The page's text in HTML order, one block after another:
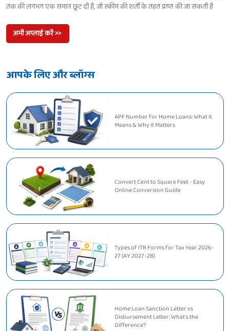
तक की लगभग एक समान छूट दी है, जो स्कीम की शर्तों के तहत प्राप्त की जा सकती है
अभी अप्लाई करें >>
आपके लिए और ब्लॉग्स
APF Number for Home Loans: What It
Means & Why It Matters
Convert Cent to Square Feet - Easy
Online Conversion Guide
Types of ITR Forms for Tax Year 2026-
27 (AY 2027-28)
Home Loan Sanction Letter vs
Disbursement Letter: What's the
Difference?